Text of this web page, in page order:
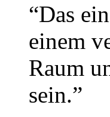
“Das
einem
Raum
sein.”